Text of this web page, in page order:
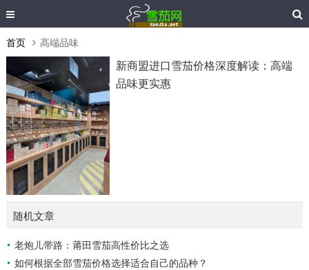
首页 高端品味
新商盟进口雪茄价格深度解读：高端
品味更实惠
随机文章
老炮儿带路：莆田雪茄高性价比之选
如何根据全部雪茄价格选择适合自己的品种？